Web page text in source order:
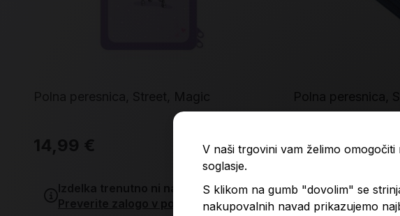
Polna peresnica, Street, Magic
14,99 €
Izdelka trenutno ni na zalogi.
Preverite zalogo v poslovalnicah.
Polna peresnica,
9,99 €
Izdelka
Preverite
V naši trgovini vam želimo
soglasje.
S klikom na gumb "dovolim" se
nakupovalnih navad prikazujemo